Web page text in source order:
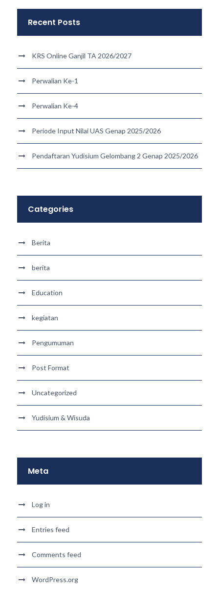
Recent Posts
KRS Online Ganjil TA 2026/2027
Perwalian Ke-1
Perwalian Ke-4
Periode Input Nilai UAS Genap 2025/2026
Pendaftaran Yudisium Gelombang 2 Genap 2025/2026
Categories
Berita
berita
Education
kegiatan
Pengumuman
Post Format
Uncategorized
Yudisium & Wisuda
Meta
Log in
Entries feed
Comments feed
WordPress.org